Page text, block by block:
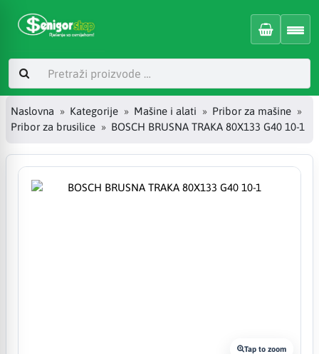
Naslovna Kategorije Mašine i alati
Pribor za mašine
Pribor za brusilice
BOSCH BRUSNA TRAKA 80X133 G40 10-1
Tap to zoom